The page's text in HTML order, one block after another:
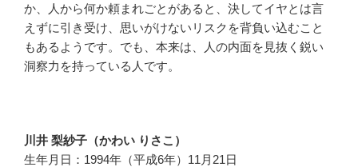
か、人から何か頼まれごとがあると、決してイヤとは言
えずに引き受け、思いがけないリスクを背負い込むこと
もあるようです。でも、本来は、人の内面を見抜く鋭い
洞察力を持っている人です。
川井 梨紗子（かわい りさこ）
生年月日：1994年（平成6年）11月21日